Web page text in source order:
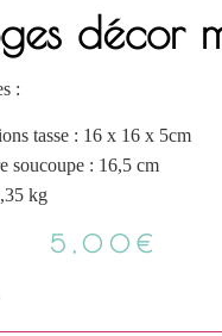
décor
:
tasse : 16 x 16 x 5cm
soucoupe : 16,5 cm
kg
5,00 €